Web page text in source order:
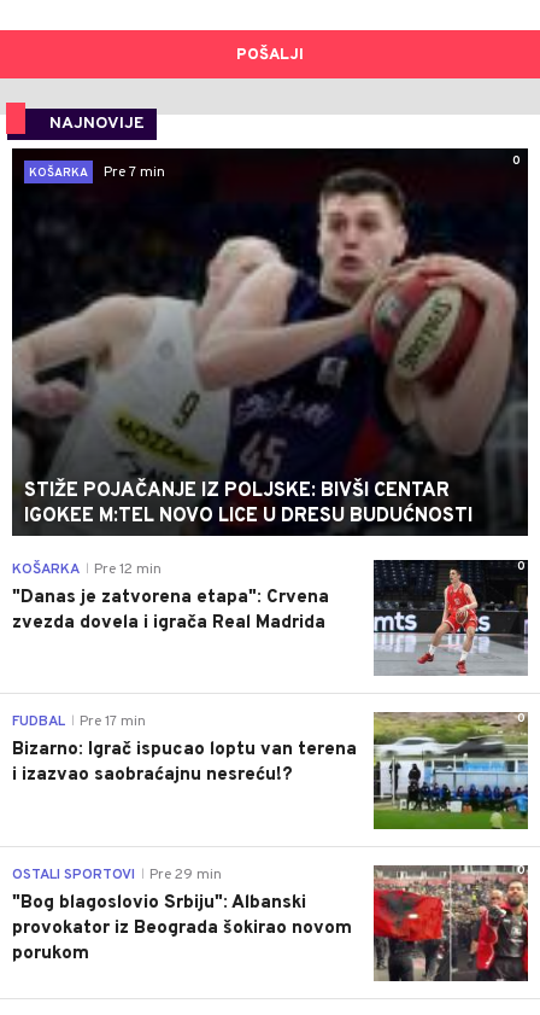
POŠALJI
NAJNOVIJE
0
KOŠARKA
Pre 7 min
STIŽE POJAČANJE IZ POLJSKE: BIVŠI CENTAR
IGOKEE M:TEL NOVO LICE U DRESU BUDUĆNOSTI
0
KOŠARKA Pre 12 min
"Danas je zatvorena etapa": Crvena
zvezda dovela i igrača Real Madrida
0
FUDBAL Pre 17 min
Bizarno: Igrač ispucao loptu van terena
i izazvao saobraćajnu nesreću!?
0
OSTALI SPORTOVI Pre 29 min
"Bog blagoslovio Srbiju": Albanski
provokator iz Beograda šokirao novom
porukom